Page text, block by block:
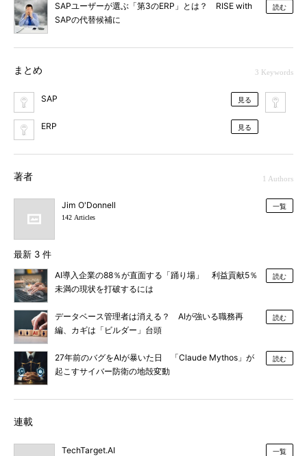
SAPユーザーが選ぶ「第3のERP」とは？ RISE with
SAPの代替候補に
読む
まとめ 3 Keywords
SAP 見る
ERP 見る
著者 1 Authors
Jim O'Donnell
142 Articles
一覧
最新 3 件
AI導入企業の88％が直面する「踊り場」 利益貢献5％
未満の現状を打破するには
読む
データベース管理者は消える？ AIが強いる職務再
編、カギは「ビルダー」台頭
読む
27年前のバグをAIが暴いた日 「Claude Mythos」が
起こすサイバー防衛の地殻変動
読む
連載
TechTarget.AI 一覧